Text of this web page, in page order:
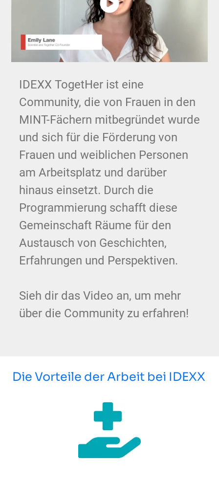
IDEXX TogetHer ist eine
Community, die von Frauen in den
MINT-Fächern mitbegründet wurde
und sich für die Förderung von
Frauen und weiblichen Personen
am Arbeitsplatz und darüber
hinaus einsetzt. Durch die
Programmierung schafft diese
Gemeinschaft Räume für den
Austausch von Geschichten,
Erfahrungen und Perspektiven.
Sieh dir das Video an, um mehr
über die Community zu erfahren!
Die Vorteile der Arbeit bei IDEXX